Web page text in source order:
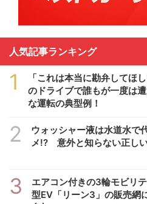
人気記事ランキング
1
「これは本当に勘弁してほ
のドライブで誰もが一度は
な運転の典型例！
2
ウォッシャー液は水道水で
メ!? 意外と知らない正し
3
エアコン付きの3輪モビリ
型EV「リーン3」の販売網